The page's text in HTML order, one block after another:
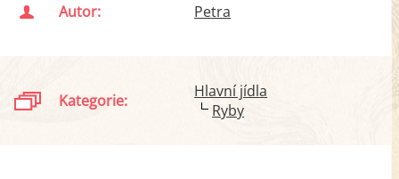
Autor: Petra
Kategorie:
Hlavní jídla
Ryby